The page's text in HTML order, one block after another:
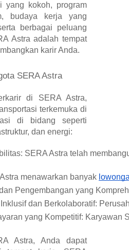
yang kokoh, program
budaya kerja yang
berbagai peluang
Astra adalah tempat
karir Anda.
SERA Astra
di SERA Astra,
terkemuka di
di bidang seperti
dan energi:
SERA Astra telah
menawarkan banyak
Pengembangan yang
dan Berkolaboratif:
yang Kompetitif:
Astra, Anda dapat